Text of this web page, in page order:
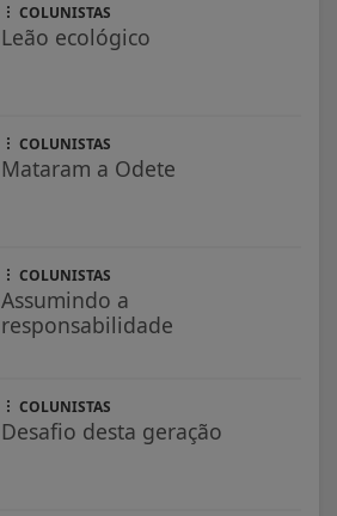
COLUNISTAS
Leão ecológico
COLUNISTAS
Mataram a Odete
COLUNISTAS
Assumindo a
responsabilidade
COLUNISTAS
Desafio desta geração